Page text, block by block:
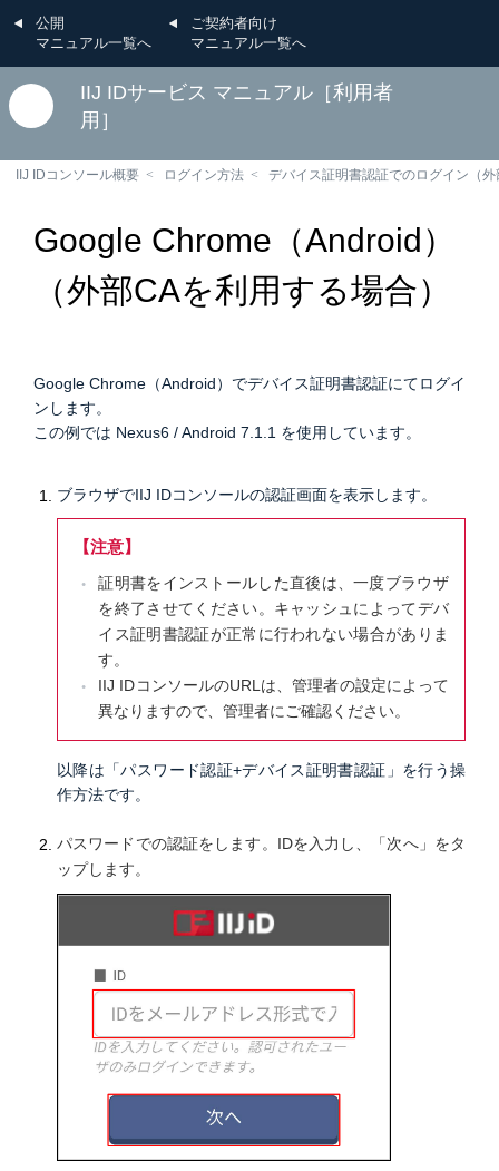
公開
マニュアル一覧へ
ご契約者向け
マニュアル一覧へ
IIJ IDサービス マニュアル［利用者
用］
IIJ IDコンソール概要 ログイン方法 デバイス証明書認証でのログイン（
Google Chrome（Android）
（外部CAを利用する場合）
Google Chrome（Android）でデバイス証明書認証にてログイ
ンします。
この例では Nexus6 / Android 7.1.1 を使用しています。
ブラウザでIIJ IDコンソールの認証画面を表示します。
【注意】
証明書をインストールした直後は、一度ブラウザ
を終了させてください。キャッシュによってデバ
イス証明書認証が正常に行われない場合がありま
す。
IIJ IDコンソールのURLは、管理者の設定によって
異なりますので、管理者にご確認ください。
以降は「パスワード認証+デバイス証明書認証」を行う操
作方法です。
パスワードでの認証をします。IDを入力し、「次へ」をタ
ップします。